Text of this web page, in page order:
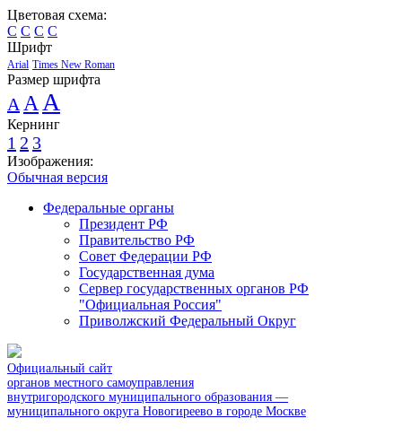
Цветовая схема:
C C C C
Шрифт
Arial Times New Roman
Размер шрифта
A A A
Кернинг
1 2 3
Изображения:
Обычная версия
Федеральные органы
Президент РФ
Правительство РФ
Совет Федерации РФ
Государственная дума
Сервер государственных органов РФ
"Официальная Россия"
Приволжский Федеральный Округ
Официальный сайт
органов местного самоуправления
внутригородского муниципального образования —
муниципального округа Новогиреево в городе Москве